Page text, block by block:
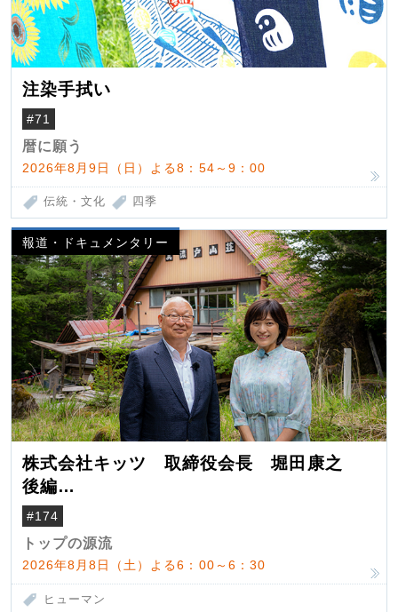
注染手拭い
#71
暦に願う
2026年8月9日（日）よる8：54～9：00
伝統・文化 四季
報道・ドキュメンタリー
株式会社キッツ 取締役会長 堀田康之
後編
米国駐在でも浮かんだ八ヶ岳 山小屋を営
んだ父母
#174
トップの源流
2026年8月8日（土）よる6：00～6：30
ヒューマン